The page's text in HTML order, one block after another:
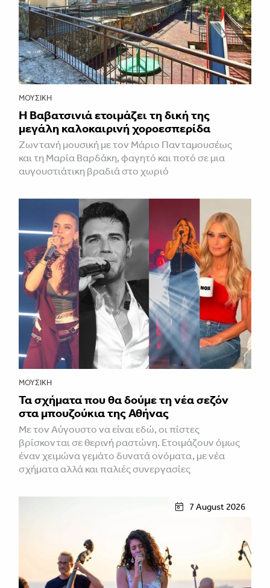
ΜΟΥΣΙΚΉ
Η Βαβατσινιά ετοιμάζει τη δική της
μεγάλη καλοκαιρινή χοροεσπερίδα
Ζωντανή μουσική με τον Μάριο Πανταμουσέως
και τη Μαρία Βαρδάκη, φαγητό και ποτό σε μια
αυγουστιάτικη βραδιά στο χωριό
ΜΟΥΣΙΚΉ
Τα σχήματα που θα δούμε τη νέα σεζόν
στα μπουζούκια της Αθήνας
Με τον Αύγουστο να είναι εδώ, οι πίστες
βρίσκονται σε θερινή ραστώνη. Ετοιμάζουν όμως
έναν χειμώνα γεμάτο δυνατά ονόματα, με νέα
σχήματα αλλά και παλιές συνεργασίες
7 August 2026